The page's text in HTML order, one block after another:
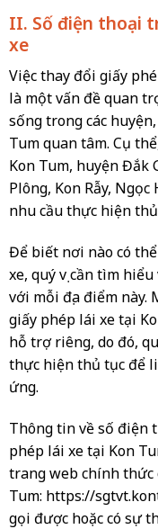
II. Số điện thoại
xe
Việc thay đổi giấy
là một vấn đề quan
sống trong các
Tum quan tâm. Cụ
Kon Tum, huyện Đắk
Plông, Kon Rẫy,
nhu cầu thực hiện
Để biết nơi nào có
xe, quý vị cần tìm
với mỗi địa điểm này.
giấy phép lái xe tại
hỗ trợ riêng, do đó,
thực hiện thủ tục để
ứng.
Thông tin về số điện
phép lái xe tại Kon
trang web chính thức
Tum: https://
gọi được hoặc có sự